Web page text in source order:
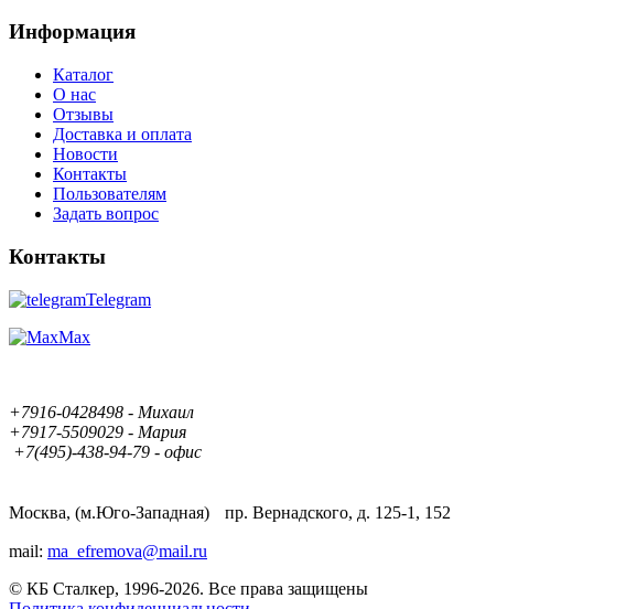
Информация
Каталог
О нас
Отзывы
Доставка и оплата
Новости
Контакты
Пользователям
Задать вопрос
Контакты
Telegram
Max
+7916-0428498 - Михаил
+7917-5509029 - Мария
+7(495)-438-94-79 - офис
Москва, (м.Юго-Западная) пр. Вернадского, д. 125-1, 152
mail: ma_efremova@mail.ru
© КБ Сталкер, 1996-2026. Все права защищены